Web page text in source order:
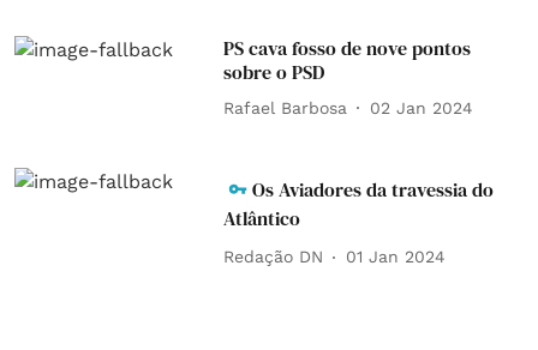
PS cava fosso de nove pontos
sobre o PSD
Rafael Barbosa 02 Jan 2024
Os Aviadores da travessia do
Atlântico
Redação DN 01 Jan 2024